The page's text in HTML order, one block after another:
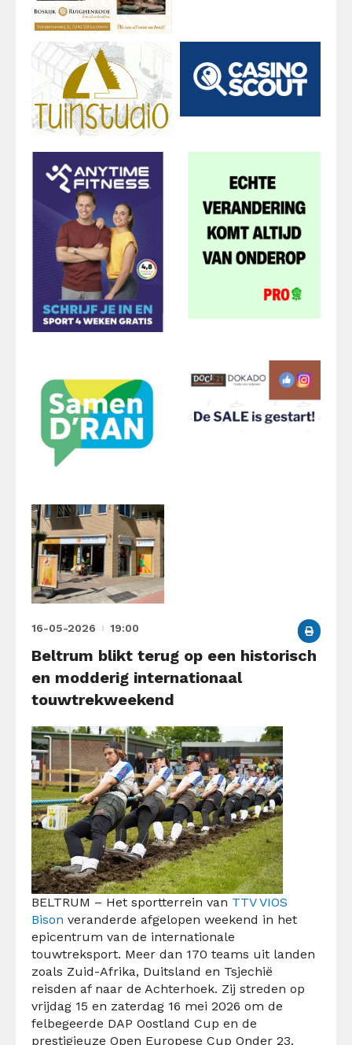
16-05-2026 19:00
Beltrum blikt terug op een historisch
en modderig internationaal
touwtrekweekend
BELTRUM – Het sportterrein van TTV VIOS
Bison veranderde afgelopen weekend in het
epicentrum van de internationale
touwtreksport. Meer dan 170 teams uit landen
zoals Zuid-Afrika, Duitsland en Tsjechië
reisden af naar de Achterhoek. Zij streden op
vrijdag 15 en zaterdag 16 mei 2026 om de
felbegeerde DAP Oostland Cup en de
prestigieuze Open Europese Cup Onder 23.